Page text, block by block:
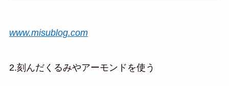
www.misublog.com
2.刻んだくるみやアーモンドを使う